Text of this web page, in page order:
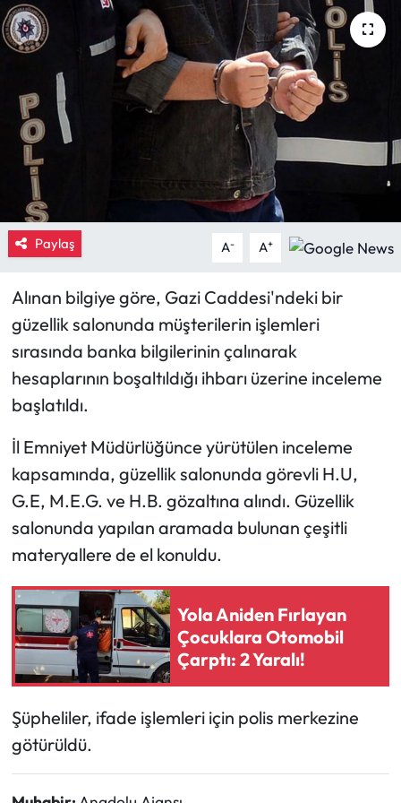
Paylaş A- A+
Alınan bilgiye göre, Gazi Caddesi'ndeki bir
güzellik salonunda müşterilerin işlemleri
sırasında banka bilgilerinin çalınarak
hesaplarının boşaltıldığı ihbarı üzerine inceleme
başlatıldı.
İl Emniyet Müdürlüğünce yürütülen inceleme
kapsamında, güzellik salonunda görevli H.U,
G.E, M.E.G. ve H.B. gözaltına alındı. Güzellik
salonunda yapılan aramada bulunan çeşitli
materyallere de el konuldu.
Yola Aniden Fırlayan
Çocuklara Otomobil
Çarptı: 2 Yaralı!
Şüpheliler, ifade işlemleri için polis merkezine
götürüldü.
Eğitim
Ekonomi
Güncel
Kargı Haberleri
Kimdir?
Kültür Sanat
Laçin Haberleri
Magazin
Mecitözü Haberleri
Oğuzlar Haberleri
Ortaköy Haberleri
Otomotiv
Resmi İlan
Resmi Reklam